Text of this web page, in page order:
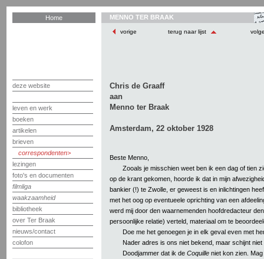
Home
deze website
leven en werk
boeken
artikelen
brieven
correspondenten
lezingen
foto's en documenten
filmliga
waakzaamheid
bibliotheek
over Ter Braak
nieuws/contact
colofon
MENNO TER BRAAK
vorige terug naar lijst
Chris de Graaff
aan
Menno ter Braak
Amsterdam, 22 oktober 1928
Beste Menno,
Zooals je misschien weet ben ik een dag of tien
op de krant gekomen, hoorde ik dat in mijn
bankier (!) te Zwolle, er geweest is en inlichtingen
met het oog op eventueele oprichting van een
werd mij door den waarnemenden hoofdredacteur
persoonlijke relatie) verteld, materiaal om te
Doe me het genoegen je in elk geval even met
Nader adres is ons niet bekend, maar schijnt niet
Doodjammer dat ik de Coquille niet kon zien.